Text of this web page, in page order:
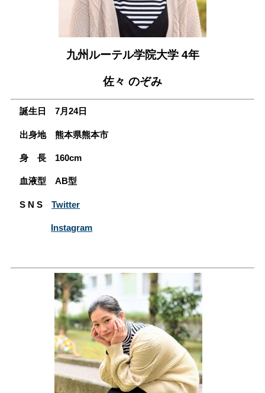
九州ルーテル学院大学 4年
佐々 のぞみ
誕生日 7月24日
出身地 熊本県熊本市
身 長 160cm
血液型 AB型
S N STwitter
Instagram
サイトマップ